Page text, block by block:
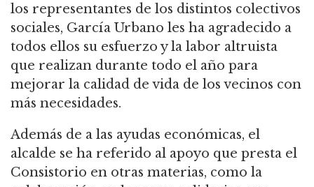
los representantes de los distintos colectivos
sociales, García Urbano les ha agradecido a
todos ellos su esfuerzo y la labor altruista
que realizan durante todo el año para
mejorar la calidad de vida de los vecinos con
más necesidades.
Además de a las ayudas económicas, el
alcalde se ha referido al apoyo que presta el
Consistorio en otras materias, como la